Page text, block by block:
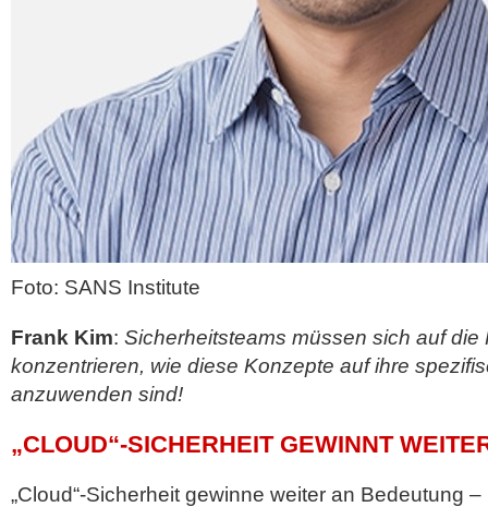
Foto: SANS Institute
Frank Kim: Sicherheitsteams müssen sich auf die
konzentrieren, wie diese Konzepte auf ihre
anzuwenden sind!
„CLOUD“-SICHERHEIT GEWINNT
„Cloud“-Sicherheit gewinne weiter an Bedeutung